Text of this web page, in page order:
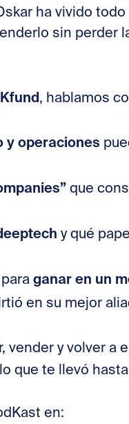
ha vivido
sin perder
, hablamos
y operaciones
que
y qué
ganar en un
en su mejor
y volver a
que te llevó
en: